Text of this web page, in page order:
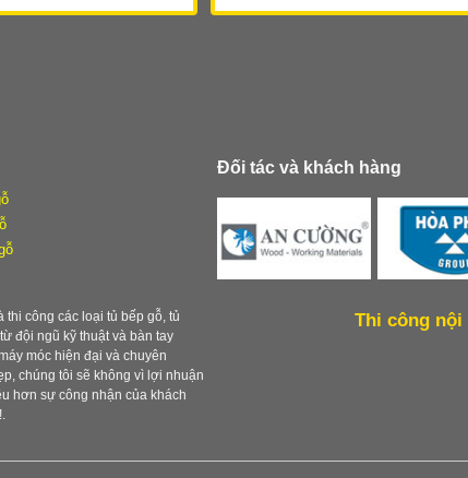
Đối tác và khách hàng
thi công các loại tủ bếp gỗ, tủ
đội ngũ kỹ thuật và bàn tay
móc hiện đại và chuyên
chúng tôi sẽ không vì lợi nhuận
hơn sự công nhận của khách
Thi công